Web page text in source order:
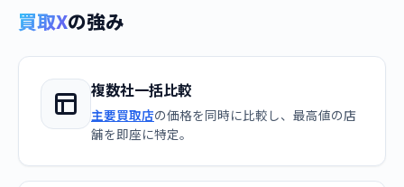
買取Xの強み
複数社一括比較
主要買取店の価格を同時に比較し、最高値の店
舗を即座に特定。